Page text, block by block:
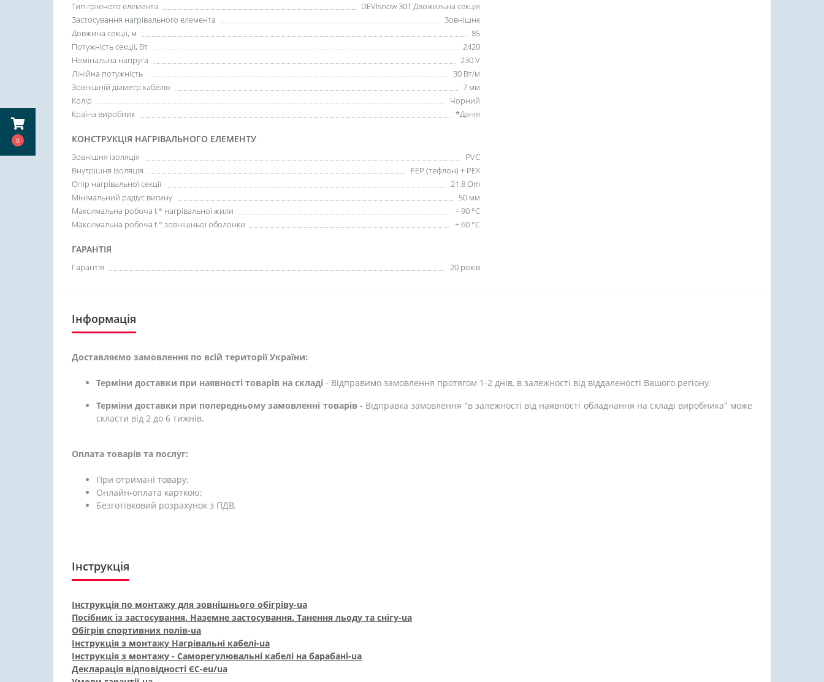
0
Тип гріючого елемента
DEVIsnow 30T Двожильна секція
Застосування нагрівального елемента
Зовнішнє
Довжина секції, м
85
Потужність секції, Вт
2420
Номінальна напруга
230 V
Лінійна потужність
30 Вт/м
Зовнішній діаметр кабелю
7 мм
Колір
Чорний
Країна виробник
*Данія
КОНСТРУКЦІЯ НАГРІВАЛЬНОГО ЕЛЕМЕНТУ
Зовнішня ізоляція
PVC
Внутрішня ізоляція
FEP (тефлон) + PEX
Опір нагрівальної секції
21.8 Om
Мінімальний радіус вигину
50 мм
Максимальна робоча t ° нагрівальної жили
+ 90 °C
Максимальна робоча t ° зовнішньої оболонки
+ 60 °C
ГАРАНТІЯ
Гарантія 20 років
Інформація
Доставляємо замовлення по всій території України:
Терміни доставки при наявності товарів на складі - Відправимо замовлення протягом 1-2 днів, в залежності від віддаленості Вашого регіону.
Терміни доставки при попередньому замовленні товарів- Відправка замовлення "в залежності від наявності обладнання на складі виробника" може
скласти від 2 до 6 тижнів.
Оплата товарів та послуг:
При отримані товару;
Онлайн-оплата карткою;
Безготівковий розрахунок з ПДВ.
Інструкція
Інструкція по монтажу для зовнішнього обігріву-ua
Посібник із застосування. Наземне застосування. Танення льоду та снігу-ua
Обігрів спортивних полів-ua
Інструкція з монтажу Нагрівальні кабелі-ua
Інструкція з монтажу - Саморегулювальні кабелі на барабані-ua
Декларація відповідності ЄС-eu/ua